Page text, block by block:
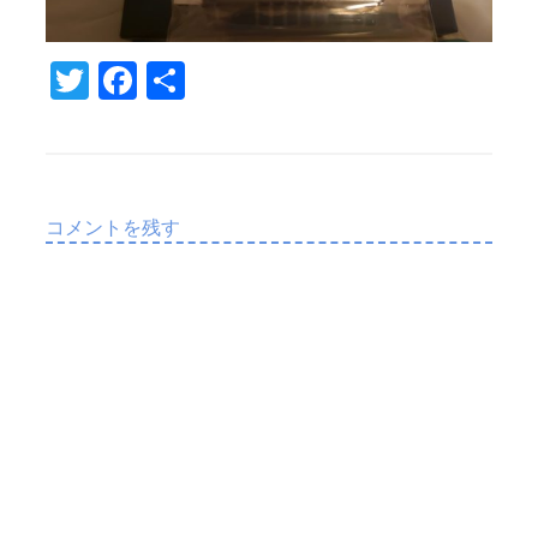
T
r
Fa
o
コメントを残す